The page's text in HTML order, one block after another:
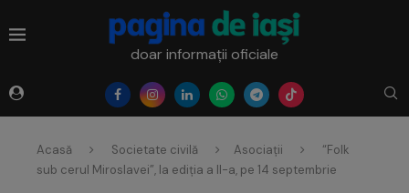
doar informații oficiale
Acasă Societate civilă Asociații
“Folk
sub cerul Miroslavei”, la ediția a II-a, pe 14 septembrie